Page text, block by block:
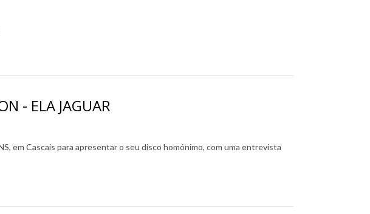
- ELA JAGUAR
em Cascais para apresentar o seu disco homónimo, com uma entrevista